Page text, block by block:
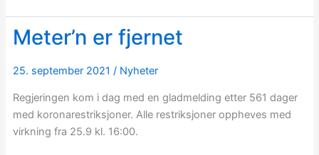
Meter’n er fjernet
25. september 2021 / Nyheter
Regjeringen kom i dag med en gladmelding etter 561 dager
med koronarestriksjoner. Alle restriksjoner oppheves med
virkning fra 25.9 kl. 16:00.
Meter’n
fjernet